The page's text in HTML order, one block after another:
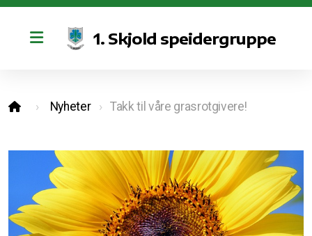
1. Skjold speidergruppe
Nyheter Takk til våre grasrotgivere!